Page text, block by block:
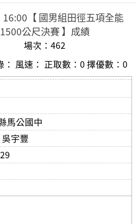
【 國男組田徑五項全能
1500公尺決賽 】成績
場次：462
： 風速： 正取數：0 擇優數：0
馬公國中
宇豐